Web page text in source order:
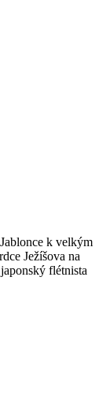
k velkým
Ježíšova na
flétnista